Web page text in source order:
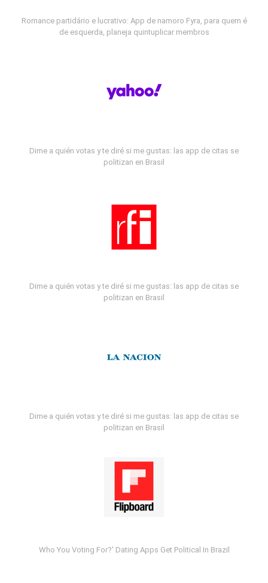
Romance partidário e lucrativo: App de namoro Fyra, para quem é
de esquerda, planeja quintuplicar membros
Dime a quién votas y te diré si me gustas: las app de citas se
politizan en Brasil
Dime a quién votas y te diré si me gustas: las app de citas se
politizan en Brasil
Dime a quién votas y te diré si me gustas: las app de citas se
politizan en Brasil
Who You Voting For?' Dating Apps Get Political In Brazil